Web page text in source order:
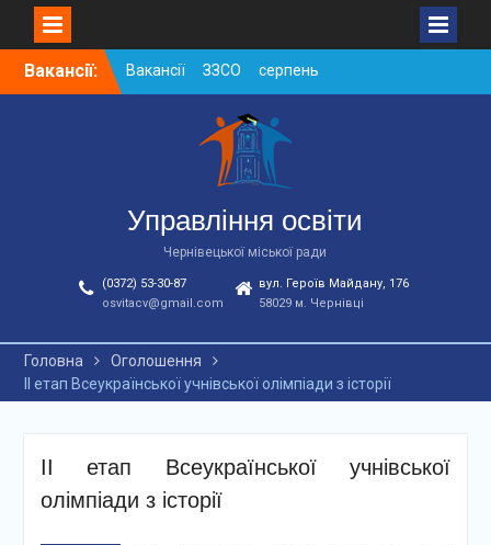
SkipВакансії:
Вакансії ЗЗСО серпень
2026
Вакансії ЗЗСО червень
Вакансії у ЗДО та
дошкільних підрозділах
ЗЗСО станом на
01.08.2026 р.
Управління освіти
Чернівецької міської ради
(0372) 53-30-87
osvitacv@gmail.com
вул. Героїв Майдану, 176
58029 м. Чернівці
Головна
Оголошення
ІІ етап Всеукраїнської учнівської олімпіади з історії
ІІ етап Всеукраїнської учнівської
олімпіади з історії